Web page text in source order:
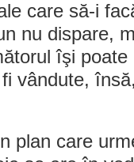
care să-i
nu dispare,
îşi
vândute,
plan care